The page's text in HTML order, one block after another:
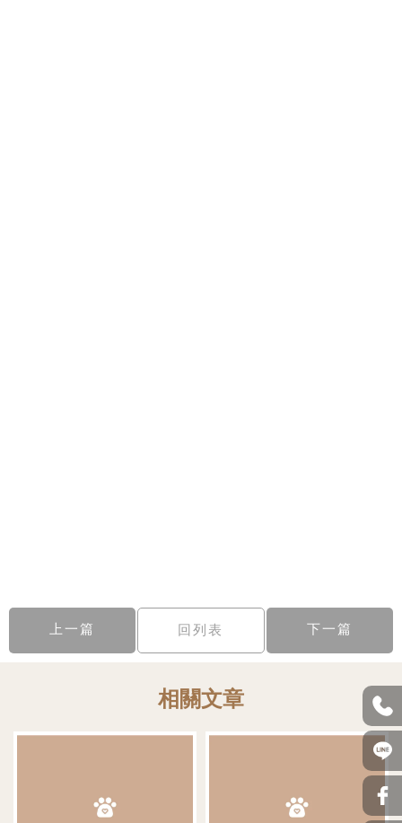
上一篇 回列表 下一篇